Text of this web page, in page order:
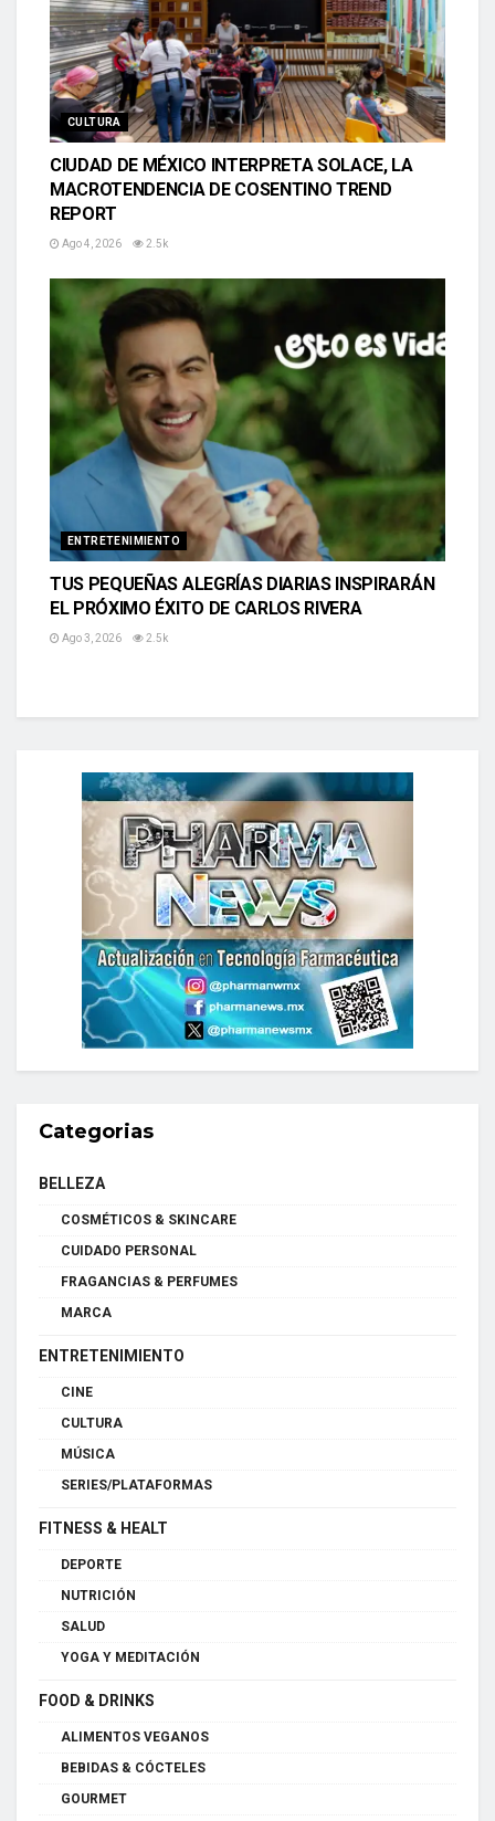
CULTURA
CIUDAD DE MÉXICO INTERPRETA SOLACE, LA
MACROTENDENCIA DE COSENTINO TREND
REPORT
Ago 4, 2026 2.5k
ENTRETENIMIENTO
TUS PEQUEÑAS ALEGRÍAS DIARIAS INSPIRARÁN
EL PRÓXIMO ÉXITO DE CARLOS RIVERA
Ago 3, 2026 2.5k
Categorias
BELLEZA
COSMÉTICOS & SKINCARE
CUIDADO PERSONAL
FRAGANCIAS & PERFUMES
MARCA
ENTRETENIMIENTO
CINE
CULTURA
MÚSICA
SERIES/PLATAFORMAS
FITNESS & HEALT
DEPORTE
NUTRICIÓN
SALUD
YOGA Y MEDITACIÓN
FOOD & DRINKS
ALIMENTOS VEGANOS
BEBIDAS & CÓCTELES
GOURMET